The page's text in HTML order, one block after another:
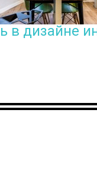
в дизайне